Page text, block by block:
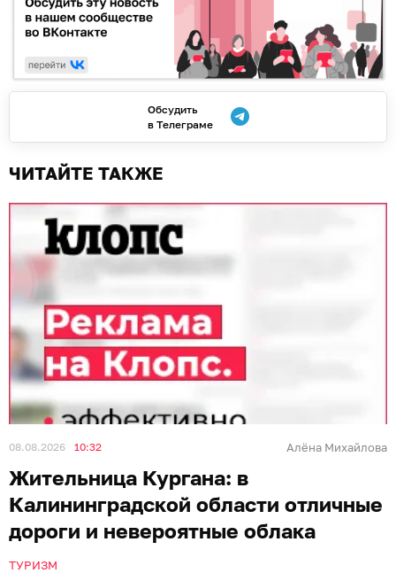
Обсудить
в Телеграме
ЧИТАЙТЕ ТАКЖЕ
08.08.2026 10:32 Алёна Михайлова
Жительница Кургана: в
Калининградской области отличные
дороги и невероятные облака
ТУРИЗМ